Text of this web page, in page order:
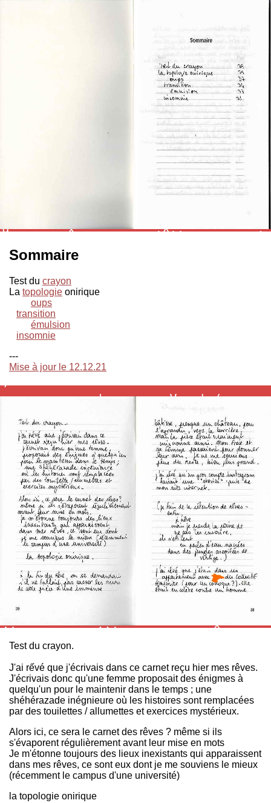
Sommaire
Test du crayon
La topologie onirique
oups
transition
émulsion
insomnie
---
Mise à jour le 12.12.21
Test du crayon.
J'ai rếvé que j'écrivais dans ce carnet reçu hier mes rêves.
J'écrivais donc qu'une femme proposait des énigmes à
quelqu'un pour le maintenir dans le temps ; une
shéhérazade inégnieure où les histoires sont remplacées
par des touilettes / allumettes et exercices mystérieux.
Alors ici, ce sera le carnet des rêves ? même si ils
s'évaporent régulièrement avant leur mise en mots
Je m'étonne toujours des lieux inexistants qui apparaissent
dans mes rêves, ce sont eux dont je me souviens le mieux
(récemment le campus d'une université)
la topologie onirique